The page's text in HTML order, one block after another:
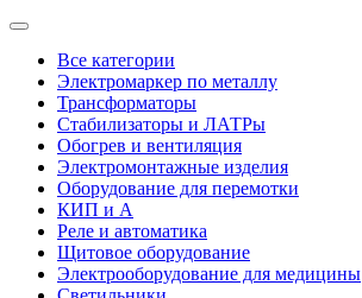
Все категории
Электромаркер по металлу
Трансформаторы
Стабилизаторы и ЛАТРы
Обогрев и вентиляция
Электромонтажные изделия
Оборудование для перемотки
КИП и А
Реле и автоматика
Щитовое оборудование
Электрооборудование для медицины